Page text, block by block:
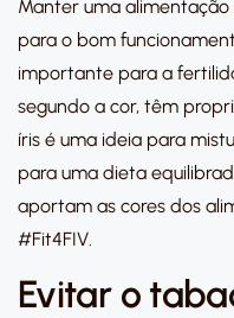
Manter uma
para o bom
importante para a
segundo a cor, têm
íris é uma ideia para
para uma dieta
aportam as cores dos
#Fit4FIV.
Evitar o